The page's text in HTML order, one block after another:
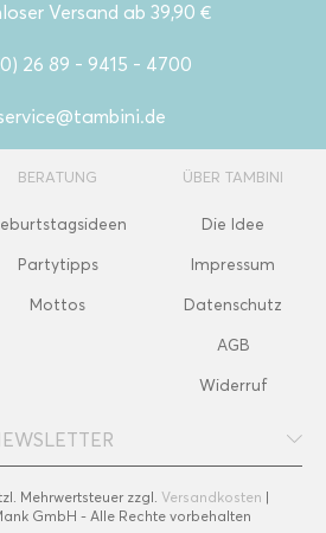
Versand ab 39,90 €
26 89 - 9415 - 4700
BERATUNG
Partytipps
Mottos
ÜBER TAMBINI
Die Idee
Impressum
Datenschutz
AGB
Widerruf
Mehrwertsteuer zzgl. Versandkosten |
GmbH - Alle Rechte vorbehalten